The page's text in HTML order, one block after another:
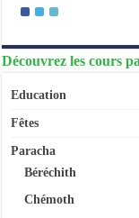
Découvrez les cours
Education
Fêtes
Paracha
Béréchith
Chémoth